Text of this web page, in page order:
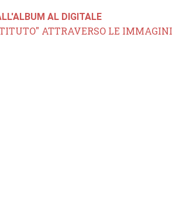
AL DIGITALE
ATTRAVERSO LE IMMAGINI